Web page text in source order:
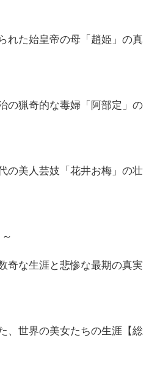
れた始皇帝の母「趙姫」の真
の猟奇的な毒婦「阿部定」の
の美人芸妓「花井お梅」の壮
奇な生涯と悲惨な最期の真実
、世界の美女たちの生涯【総